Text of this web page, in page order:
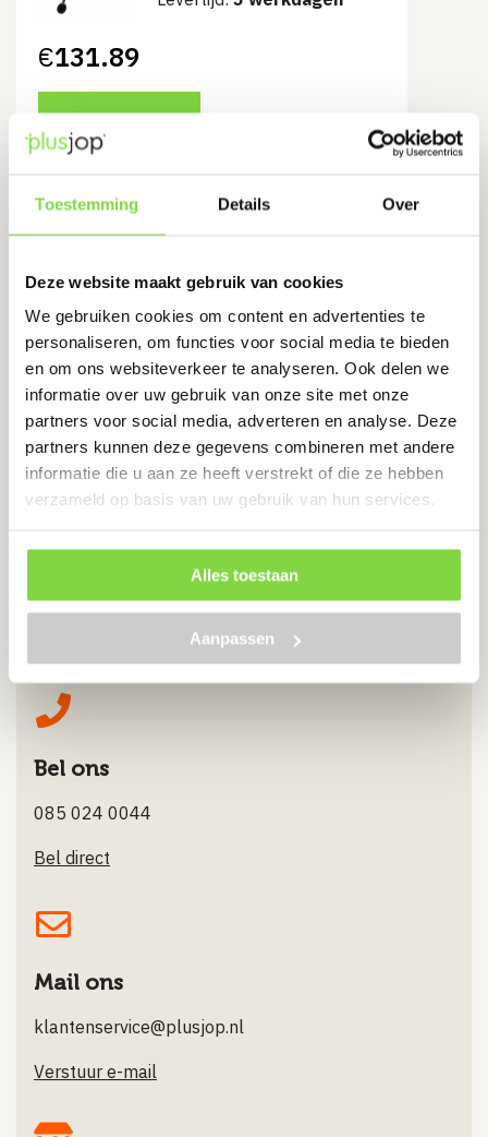
Toestemming Details Over
Deze website maakt gebruik van cookies
We gebruiken cookies om content en advertenties te
personaliseren, om functies voor social media te bieden
en om ons websiteverkeer te analyseren. Ook delen we
informatie over uw gebruik van onze site met onze
partners voor social media, adverteren en analyse. Deze
partners kunnen deze gegevens combineren met andere
informatie die u aan ze heeft verstrekt of die ze hebben
verzameld op basis van uw gebruik van hun services.
Alles toestaan
Aanpassen
€131.89
Bekijk product
€2,077.09
Bekijk product
Chat met ons
Stuur ons een Whatsappje
Bel ons
085 024 0044
Bel direct
Mail ons
klantenservice@plusjop.nl
Verstuur e-mail